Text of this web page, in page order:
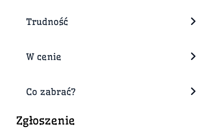
Trudność
W cenie
Co zabrać?
Zgłoszenie